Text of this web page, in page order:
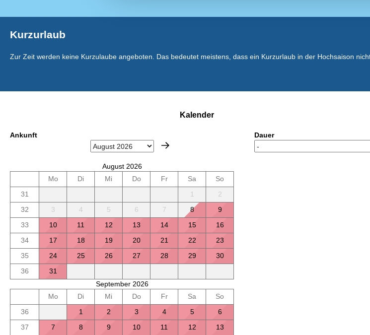
Kurzurlaub
Zur Zeit werden keine Kurzulaube angeboten. Das bedeutet meistens, dass ein Kurzurlaub in der Hochsaison
Kalender
Ankunft
August 2026
Mo
Di Mi Do Fr Sa
So
31
1
2
32
3 4 5 6 7 8
9
33
10 11 12 13 14 15
16
34
17 18 19 20 21 22
23
35
24 25 26 27 28 29
30
36
31
September 2026
Mo
Di Mi Do Fr Sa
So
36
1 2 3 4 5
6
37
7 8 9 10 11 12 13
Dauer